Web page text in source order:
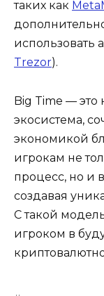
таких как
использовать
Trezor).
Big Time — это
экосистема,
экономикой
игрокам не
процесс, но и
создавая
С такой
игроком в